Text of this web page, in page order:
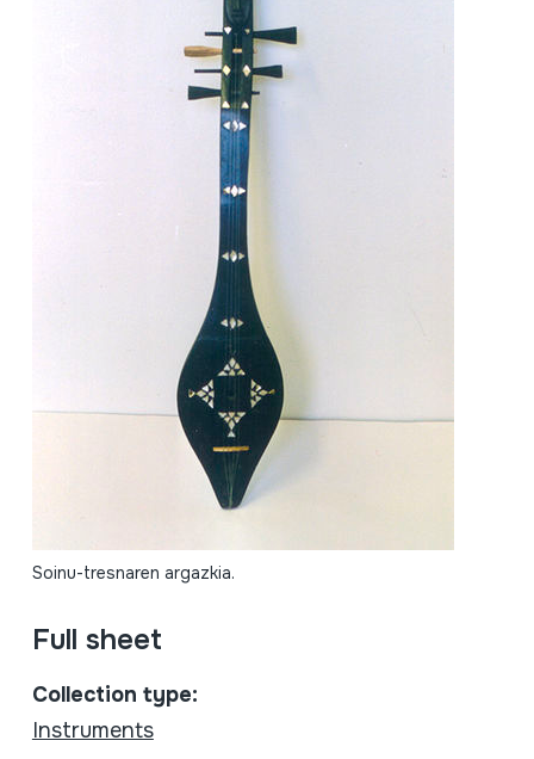
Soinu-tresnaren argazkia.
Full sheet
Collection type:
Instruments